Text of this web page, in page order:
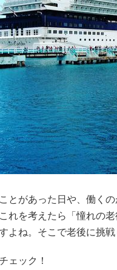
とがあった日や、働く
れを考えたら「憧れの
よね。そこで老後に挑
ェック！